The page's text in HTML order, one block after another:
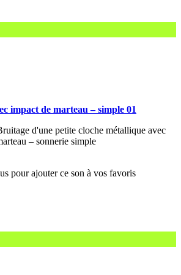
impact de marteau – simple 01
d'une petite cloche métallique avec
– sonnerie simple